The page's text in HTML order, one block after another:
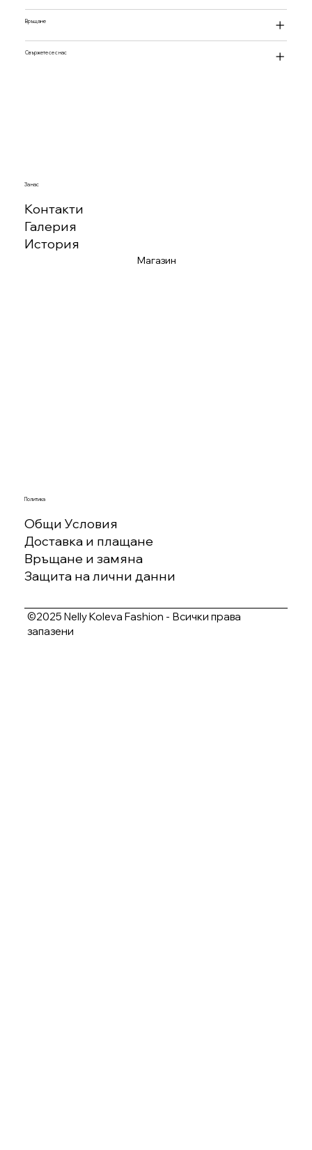
Връщане
Свържете се с нас
За нас
Контакти
Галерия
История
Магазин
Политика
Общи Условия
Доставка и плащане
Връщане и замяна
Защита на лични данни
©2025 Nelly Koleva Fashion - Всички права
запазени